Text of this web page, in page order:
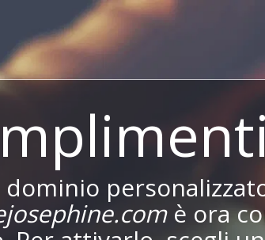
è ora